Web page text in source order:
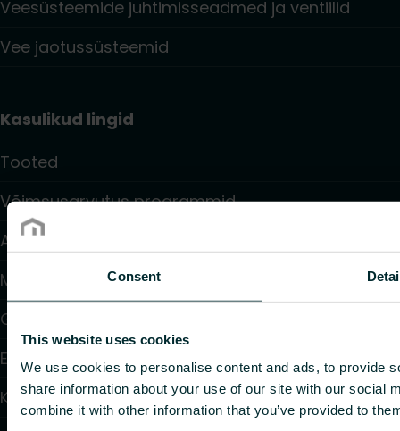
Consent
This website uses cookies
We use cookies to personalise content and ads, to provide
share information about your use of our site with our social
combine it with other information that you’ve provided to
Veesüsteemide juhtimisseadmed ja ventiilid
Vee jaotussüsteemid
Kasulikud lingid
Tooted
Võimsusarvutus programmid
Allalaetav info
Meist
Garantiitingimused
Edasimüüjad
Kontaktid